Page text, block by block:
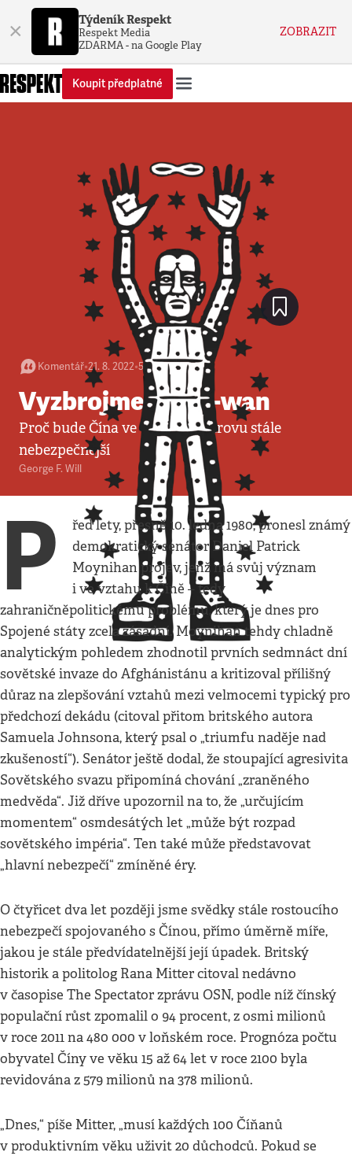
× Týdeník Respekt
Respekt Media
ZDARMA - na Google Play
ZOBRAZIT
Koupit předplatné
Komentář•21. 8. 2022•5 minut
Vyzbrojme Tchaj-wan
Proč bude Čína ve vztahuk ostrovu stále
nebezpečnější
George F. Will
P
řed lety, přesně 10. ledna 1980, pronesl známý
demokratický senátor Daniel Patrick
Moynihan projev, jenž má svůj význam
i ve vztahu k Číně – tedy
zahraničněpolitickému problému, který je dnes pro
Spojené státy zcela zásadní. Moynihan tehdy chladně
analytickým pohledem zhodnotil prvních sedmnáct dní
sovětské invaze do Afghánistánu a kritizoval přílišný
důraz na zlepšování vztahů mezi velmocemi typický pro
předchozí dekádu (citoval přitom britského autora
Samuela Johnsona, který psal o „triumfu naděje nad
zkušeností“). Senátor ještě dodal, že stoupající agresivita
Sovětského svazu připomíná chování „zraněného
medvěda“. Již dříve upozornil na to, že „určujícím
momentem“ osmdesátých let „může být rozpad
sovětského impéria“. Ten také může představovat
„hlavní nebezpečí“ zmíněné éry.
O čtyřicet dva let později jsme svědky stále rostoucího
nebezpečí spojovaného s Čínou, přímo úměrně míře,
jakou je stále předvídatelnější její úpadek. Britský
historik a politolog Rana Mitter citoval nedávno
v časopise The Spectator zprávu OSN, podle níž čínský
populační růst zpomalil o 94 procent, z osmi milionů
v roce 2011 na 480 000 v loňském roce. Prognóza počtu
obyvatel Číny ve věku 15 až 64 let v roce 2100 byla
revidována z 579 milionů na 378 milionů.
„Dnes,“ píše Mitter, „musí každých 100 Číňanů
v produktivním věku uživit 20 důchodců. Pokud se